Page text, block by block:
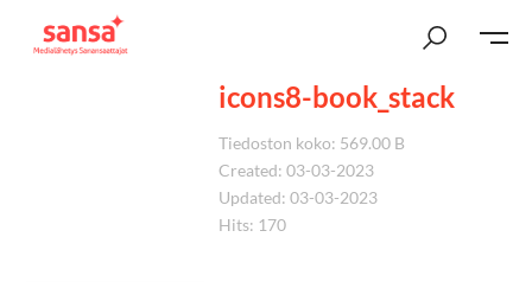
icons8-book_stack
Tiedoston koko: 569.00 B
Created: 03-03-2023
Updated: 03-03-2023
Hits: 170